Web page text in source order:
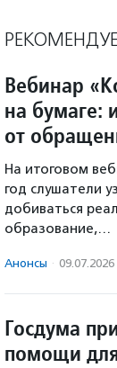
Вебинар
на бумаге:
от
На итоговом
год слушатели
добиваться
образование,…
Анонсы · 09.07.2026
Госдума
помощи